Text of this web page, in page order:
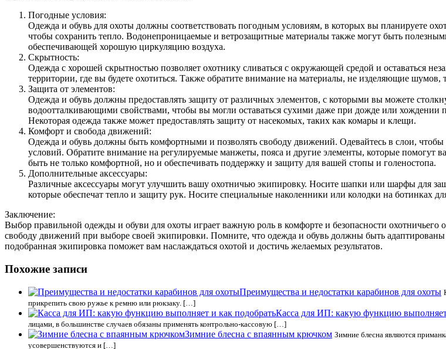
Погодные условия:
Одежда и обувь для охоты должны соответствовать погодным условиям, в которых вы планируете
чтобы сохранить тепло. Водонепроницаемые и ветрозащитные материалы также могут быть
обеспечивающей хорошую циркуляцию воздуха.
Скрытность:
Одежда с хорошей скрытностью позволяет охотнику сливаться с окружающей средой и оставаться
территории, где вы будете охотиться. Также обратите внимание на материалы, не изделяющие
Защита от элементов:
Одежда и обувь должны предоставлять защиту от различных элементов, с которыми вы можете
водоотталкивающими свойствами, чтобы вы могли оставаться сухими даже при дожде или
Некоторая одежда также может предоставлять защиту от насекомых, таких как комары и клещи.
Комфорт и свобода движений:
Одежда и обувь должны быть комфортными и позволять свободу движений. Одевайтесь в слои,
условий. Обратите внимание на регулируемые манжеты, пояса и другие элементы, которые помогут
быть не только комфортной, но и обеспечивать поддержку и защиту для вашей стопы и голеностопа.
Дополнительные аксессуары:
Различные аксессуары могут улучшить вашу охотничью экипировку. Носите шапки или шарфы для
которые обеспечат тепло и защиту рук. Носите специальные наколенники или колодки на ботинках
Заключение:
Выбор правильной одежды и обуви для охоты играет важную роль в комфорте и безопасности
свободу движений при выборе своей экипировки. Помните, что одежда и обувь должны быть
подобранная экипировка поможет вам наслаждаться охотой и достичь желаемых результатов.
Похожие записи
Преимущества и недостатки карабинов для охоты
прикрепить свою ружье к ремню или рюкзаку. […]
Касса для ИП: какую функцию
лицами, в большинстве случаев обязаны применять контрольно-кассовую […]
Зимние блесна с впаянным крючком Зимние блесна являются
усовершенствуются и […]